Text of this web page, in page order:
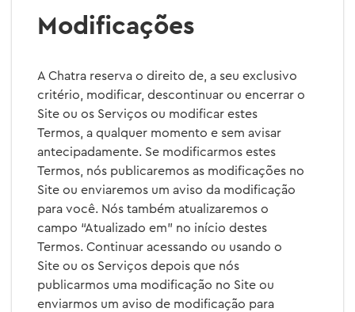
Modificações
A Chatra reserva o direito de, a seu exclusivo
critério, modificar, descontinuar ou encerrar o
Site ou os Serviços ou modificar estes
Termos, a qualquer momento e sem avisar
antecipadamente. Se modificarmos estes
Termos, nós publicaremos as modificações no
Site ou enviaremos um aviso da modificação
para você. Nós também atualizaremos o
campo “Atualizado em” no início destes
Termos. Continuar acessando ou usando o
Site ou os Serviços depois que nós
publicarmos uma modificação no Site ou
enviarmos um aviso de modificação para